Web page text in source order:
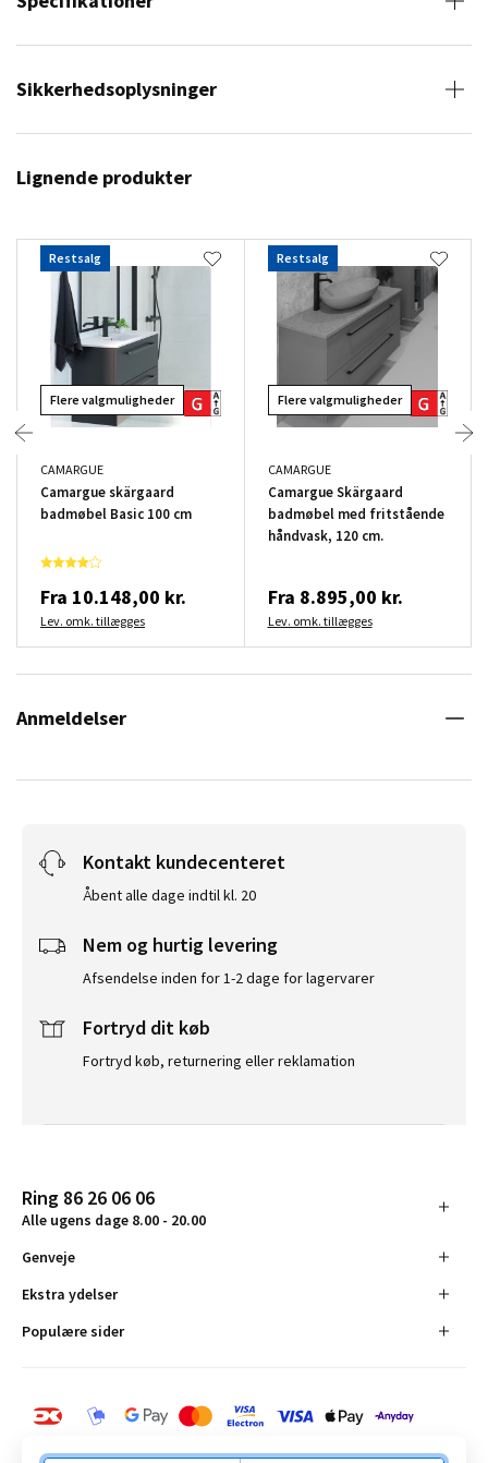
Sikkerhedsoplysninger
Lignende produkter
Restsalg
Flere valgmuligheder
CAMARGUE
Camargue skärgaard
badmøbel Basic 100 cm
Fra 10.148,00 kr.
Lev. omk. tillægges
Restsalg
Flere valgmuligheder
CAMARGUE
Camargue Skärgaard
badmøbel med fritstående
håndvask, 120 cm.
Fra 8.895,00 kr.
Lev. omk. tillægges
Anmeldelser
Kontakt kundecenteret
Åbent alle dage indtil kl. 20
Nem og hurtig levering
Afsendelse inden for 1-2 dage for lagervarer
Fortryd dit køb
Fortryd køb, returnering eller reklamation
Ring 86 26 06 06
Alle ugens dage 8.00 - 20.00
Genveje
Ekstra ydelser
Populære sider